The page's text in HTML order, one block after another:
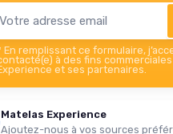
En remplissant ce formulaire,
à des fins
et ses partenaires.
Matelas Experience
Ajoutez-nous à vos sources